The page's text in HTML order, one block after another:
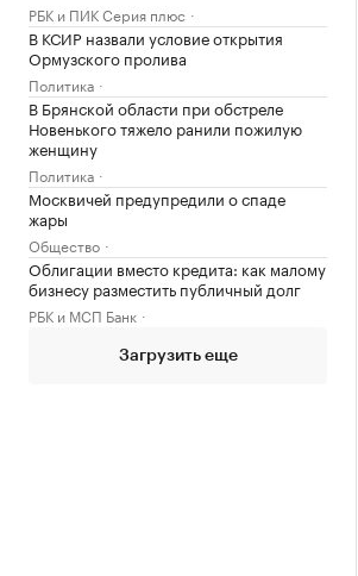
РБК и ПИК Серия плюс
В КСИР назвали условие открытия
Ормузского пролива
Политика
В Брянской области при обстреле
Новенького тяжело ранили пожилую
женщину
Политика
Москвичей предупредили о спаде
жары
Общество
Облигации вместо кредита: как малому
бизнесу разместить публичный долг
РБК и МСП Банк
Загрузить еще